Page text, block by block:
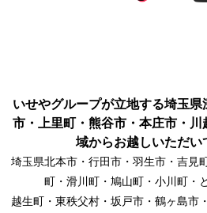
いせやグループが立地する埼玉
市・上里町・熊谷市・本庄市・
域からお越しいただい
埼玉県北本市・行田市・羽生市・吉見
町・滑川町・鳩山町・小川町・
越生町・東秩父村・坂戸市・鶴ヶ島市